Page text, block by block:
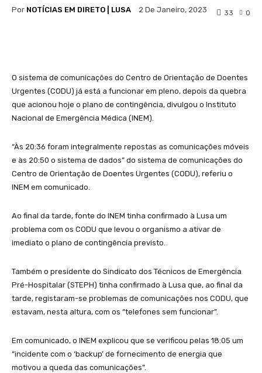
Por NOTÍCIAS EM DIRETO | LUSA 2 De Janeiro, 2023 0
33
O sistema de comunicações do Centro de Orientação de Doentes
Urgentes (CODU) já está a funcionar em pleno, depois da quebra
que acionou hoje o plano de contingência, divulgou o Instituto
Nacional de Emergência Médica (INEM).
“Às 20:36 foram integralmente repostas as comunicações móveis
e às 20:50 o sistema de dados” do sistema de comunicações do
Centro de Orientação de Doentes Urgentes (CODU), referiu o
INEM em comunicado.
Ao final da tarde, fonte do INEM tinha confirmado à Lusa um
problema com os CODU que levou o organismo a ativar de
imediato o plano de contingência previsto.
Também o presidente do Sindicato dos Técnicos de Emergência
Pré-Hospitalar (STEPH) tinha confirmado à Lusa que, ao final da
tarde, registaram-se problemas de comunicações nos CODU, que
estavam, nesta altura, com os “telefones sem funcionar”.
Em comunicado, o INEM explicou que se verificou pelas 18:05 um
“incidente com o ‘backup’ de fornecimento de energia que
motivou a queda das comunicações”.